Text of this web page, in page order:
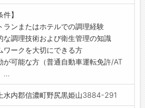
けおよび品質管理
理および清掃業務
理および発注業務のサポート
や他スタッフとの連携
ー開発の補助
ト】
り
引あり
でのあいだ引越し手当を全額負担
件】
ランまたはホテルでの調理経験
な調理技術および衛生管理の知識
ワークを大切にできる方
が可能な方（普通自動車運転免許/AT
...
水内郡信濃町野尻黒姫山3884-291